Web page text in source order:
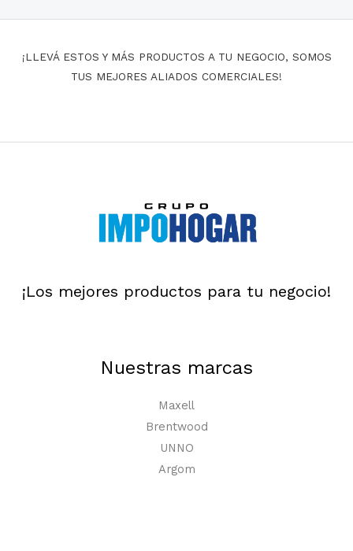
¡LLEVÁ ESTOS Y MÁS PRODUCTOS A TU NEGOCIO, SOMOS
TUS MEJORES ALIADOS COMERCIALES!
¡Los mejores productos para tu negocio!
Nuestras marcas
Maxell
Brentwood
UNNO
Argom